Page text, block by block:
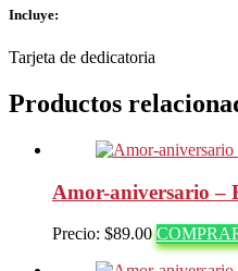
Incluye:
Tarjeta de dedicatoria
Productos
Amor-aniversario –
Precio: $89.00